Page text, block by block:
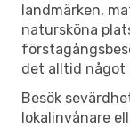
landmärken,
natursköna
det alltid
Besök
lokalinvånare